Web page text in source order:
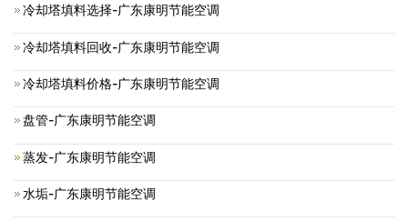
冷却塔填料选择-广东康明节能空调
冷却塔填料回收-广东康明节能空调
冷却塔填料价格-广东康明节能空调
盘管-广东康明节能空调
蒸发-广东康明节能空调
水垢-广东康明节能空调